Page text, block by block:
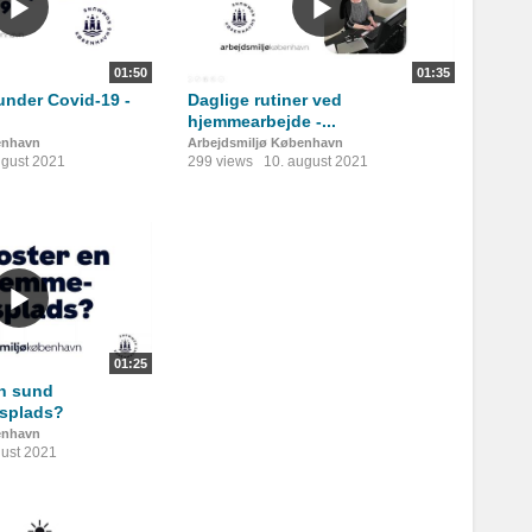
01:50
Covid-19 -
2021
01:35
Daglige rutiner ved
hjemmearbejde -...
Arbejdsmiljø København
299 views 10. august 2021
01:25
sund
2021